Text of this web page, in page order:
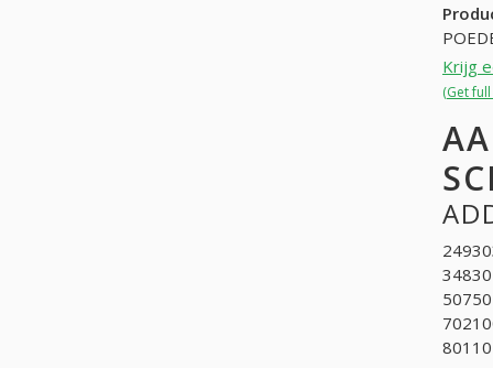
Krijg
(Get